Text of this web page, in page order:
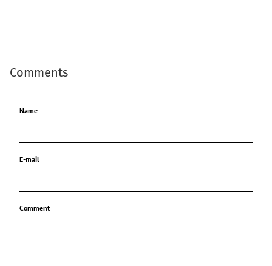
Comments
Name
E-mail
Comment